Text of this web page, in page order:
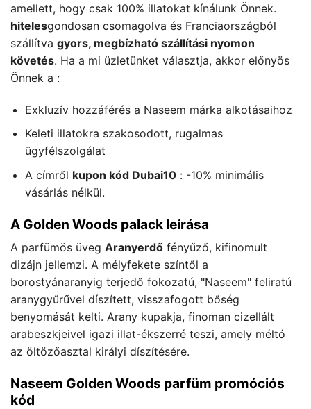
amellett, hogy csak 100% illatokat kínálunk Önnek.
hitelesgondosan csomagolva és Franciaországból
szállítva gyors, megbízható szállítási nyomon
követés. Ha a mi üzletünket választja, akkor előnyös
Önnek a :
Exkluzív hozzáférés a Naseem márka alkotásaihoz
Keleti illatokra szakosodott, rugalmas
ügyfélszolgálat
A címről kupon kód Dubai10: -10% minimális
vásárlás nélkül.
A Golden Woods palack leírása
A parfümös üveg Aranyerdő fényűző, kifinomult
dizájn jellemzi. A mélyfekete színtől a
borostyánaranyig terjedő fokozatú, "Naseem" feliratú
aranygyűrűvel díszített, visszafogott bőség
benyomását kelti. Arany kupakja, finoman cizellált
arabeszkjeivel igazi illat-ékszerré teszi, amely méltó
az öltözőasztal királyi díszítésére.
Naseem Golden Woods parfüm promóciós
kód